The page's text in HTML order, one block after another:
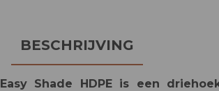
BESCHRIJVING
Easy Shade HDPE is een